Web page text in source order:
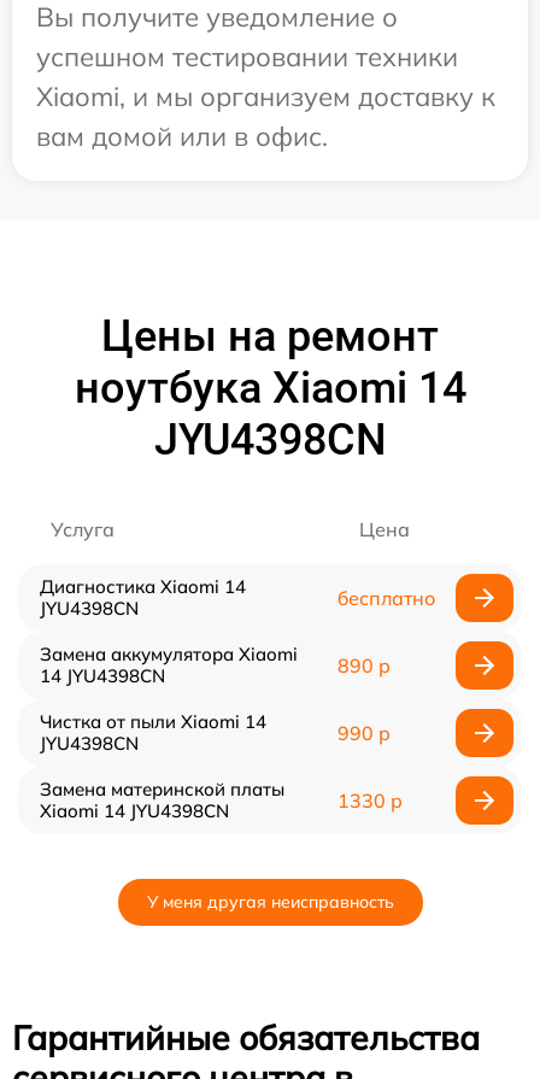
Вы получите уведомление о
успешном тестировании техники
Xiaomi, и мы организуем доставку к
вам домой или в офис.
Цены на ремонт
ноутбука Xiaomi 14
JYU4398CN
Услуга Цена
Диагностика Xiaomi 14
JYU4398CN
бесплатно
Замена аккумулятора Xiaomi
14 JYU4398CN
890 р
Чистка от пыли Xiaomi 14
JYU4398CN
990 р
Замена материнской платы
Xiaomi 14 JYU4398CN
1330 р
У меня другая неисправность
Гарантийные обязательства